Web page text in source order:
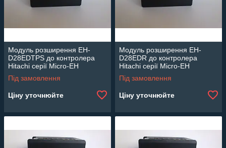
Модуль розширення EH-
D28EDTPS до контролера
Hitachi серії Micro-EH
Під замовлення
Ціну уточнюйте
Модуль розширення EH-
D28EDR до контролера
Hitachi серії Micro-EH
Під замовлення
Ціну уточнюйте